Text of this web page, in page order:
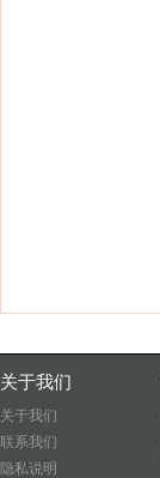
关于我们
关于我们
联系我们
隐私说明